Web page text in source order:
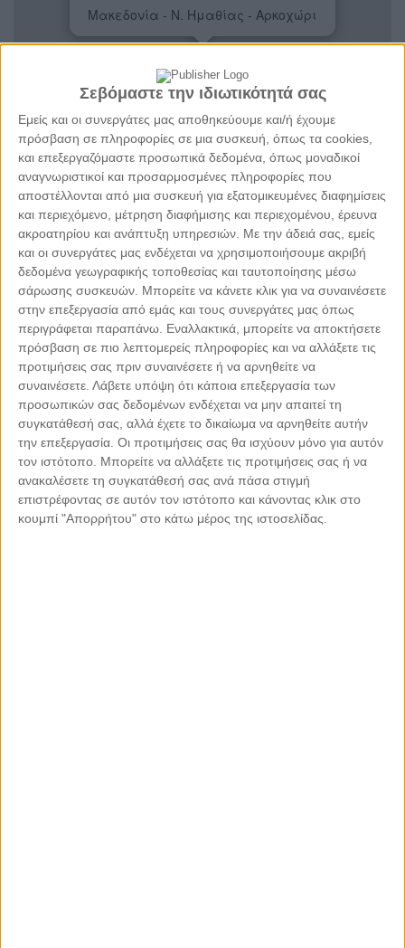
Σεβόμαστε την ιδιωτικότητά σας
Εμείς και οι συνεργάτες μας αποθηκεύουμε και/ή έχουμε
πρόσβαση σε πληροφορίες σε μια συσκευή, όπως τα cookies,
και επεξεργαζόμαστε προσωπικά δεδομένα, όπως μοναδικοί
αναγνωριστικοί και προσαρμοσμένες πληροφορίες που
αποστέλλονται από μια συσκευή για εξατομικευμένες διαφημίσεις
και περιεχόμενο, μέτρηση διαφήμισης και περιεχομένου, έρευνα
ακροατηρίου και ανάπτυξη υπηρεσιών. Με την άδειά σας, εμείς
και οι συνεργάτες μας ενδέχεται να χρησιμοποιήσουμε ακριβή
δεδομένα γεωγραφικής τοποθεσίας και ταυτοποίησης μέσω
σάρωσης συσκευών. Μπορείτε να κάνετε κλικ για να συναινέσετε
στην επεξεργασία από εμάς και τους συνεργάτες μας όπως
περιγράφεται παραπάνω. Εναλλακτικά, μπορείτε να αποκτήσετε
πρόσβαση σε πιο λεπτομερείς πληροφορίες και να αλλάξετε τις
προτιμήσεις σας πριν συναινέσετε ή να αρνηθείτε να
συναινέσετε. Λάβετε υπόψη ότι κάποια επεξεργασία των
προσωπικών σας δεδομένων ενδέχεται να μην απαιτεί τη
συγκατάθεσή σας, αλλά έχετε το δικαίωμα να αρνηθείτε αυτήν
την επεξεργασία. Οι προτιμήσεις σας θα ισχύουν μόνο για αυτόν
τον ιστότοπο. Μπορείτε να αλλάξετε τις προτιμήσεις σας ή να
ανακαλέσετε τη συγκατάθεσή σας ανά πάσα στιγμή
επιστρέφοντας σε αυτόν τον ιστότοπο και κάνοντας κλικ στο
κουμπί "Απορρήτου" στο κάτω μέρος της ιστοσελίδας.
Μακεδονία - Ν. Ημαθίας - Αρκοχώρι
Leaflet| ©OpenStreetMapcontributors
ΜΕ ΤΗΝ ΥΠΟΣΤΗΡΙΞΗ